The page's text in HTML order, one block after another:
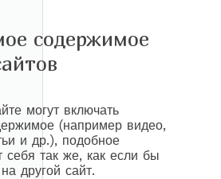
содержимое
могут включать
(например видео,
и др.), подобное
себя так же, как если бы
другой сайт.